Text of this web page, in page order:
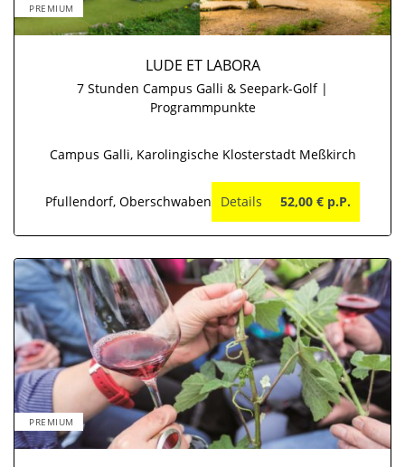
PREMIUM
LUDE ET LABORA
7 Stunden Campus Galli & Seepark-Golf |
Programmpunkte
Campus Galli, Karolingische Klosterstadt Meßkirch
Pfullendorf, Oberschwaben Details 52,00 € p.P.
PREMIUM